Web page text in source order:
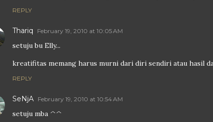
REPLY
Thariq February 19, 2010 at 10:05 AM
setuju bu Elly...
kreatifitas memang harus murni dari diri sendiri atau hasil
REPLY
SeNjA February 19, 2010 at 10:54 AM
setuju mba ^^